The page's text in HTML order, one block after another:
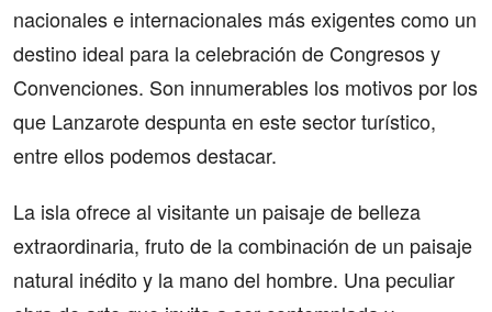
nacionales e internacionales más exigentes como un
destino ideal para la celebración de Congresos y
Convenciones. Son innumerables los motivos por los
que Lanzarote despunta en este sector turístico,
entre ellos podemos destacar.
La isla ofrece al visitante un paisaje de belleza
extraordinaria, fruto de la combinación de un paisaje
natural inédito y la mano del hombre. Una peculiar